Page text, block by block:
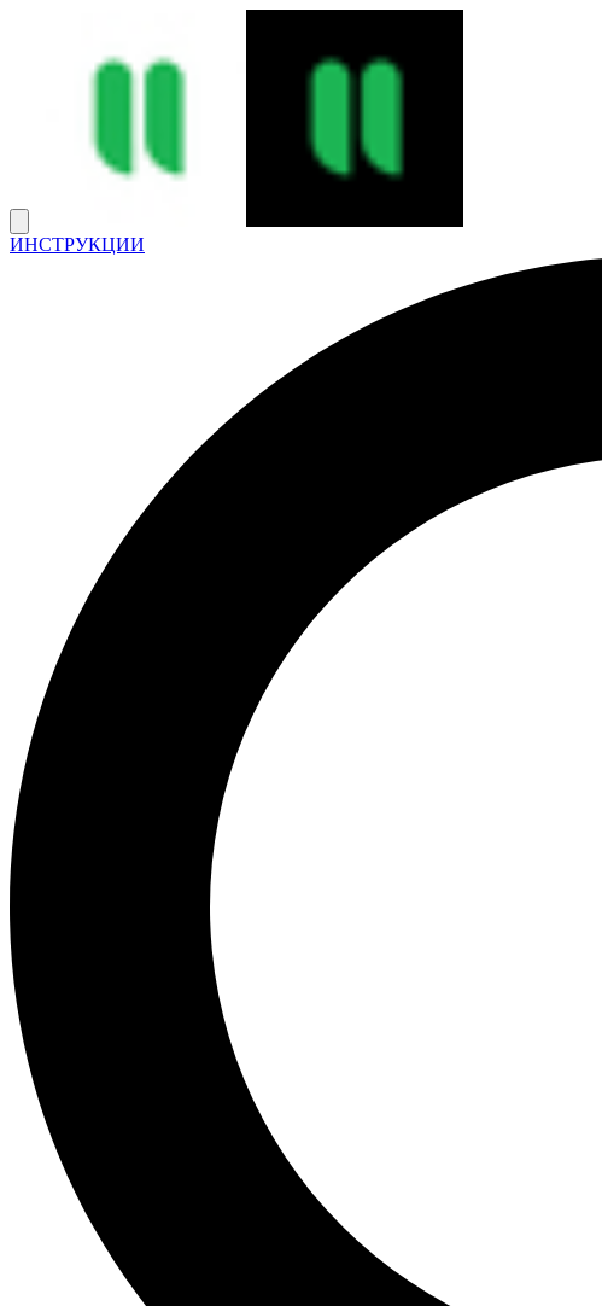
ИНСТРУКЦИИ